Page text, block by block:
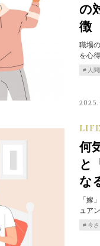
の
徴
職場
を心
人
何
と
な
「嫁
ュア
今